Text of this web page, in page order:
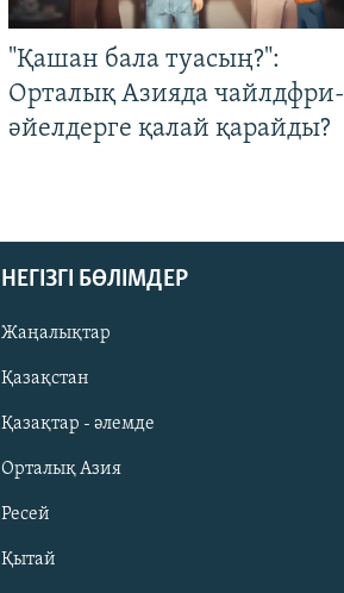
"Қашан бала туасың?":
Орталық Азияда чайлдфри-
әйелдерге қалай қарайды?
НЕГІЗГІ БӨЛІМДЕР
Жаңалықтар
Қазақстан
Қазақтар - әлемде
Орталық Азия
Ресей
Қытай